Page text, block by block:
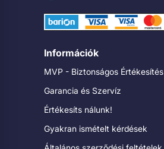
Információk
MVP - Biztonságos Értékesítés
Garancia és Szervíz
Értékesíts nálunk!
Gyakran ismételt kérdések